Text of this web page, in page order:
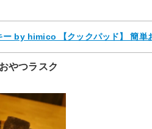
ー by himico 【クックパッド】 簡単
やつラスク